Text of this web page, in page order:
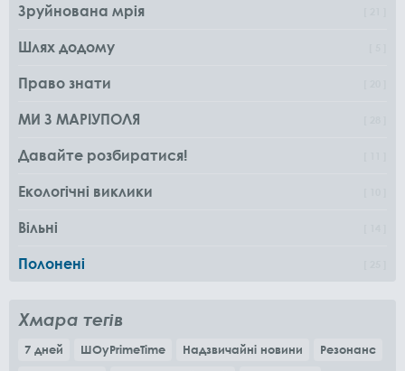
Зруйнована мрія
Шлях додому
Право знати
МИ З МАРІУПОЛЯ
Давайте розбиратися!
Екологічні виклики
Вільні
Полонені
Хмара тегів
7 дней ШОуPrimeTime Надзвичайні новини
Резонанс